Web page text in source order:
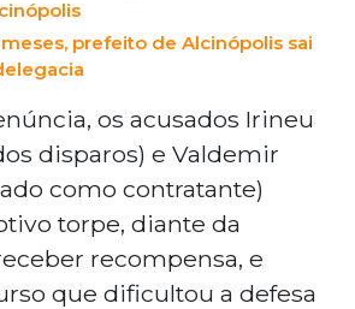
prefeito de Alcinópolis sai
os acusados Irineu
disparos) e Valdemir
como contratante)
torpe, diante da
recompensa, e
que dificultou a defesa